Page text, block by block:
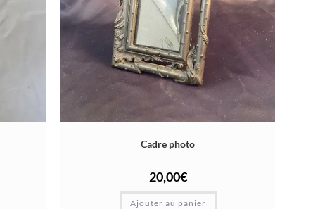
Cadre photo
20,00€
Ajouter au panier